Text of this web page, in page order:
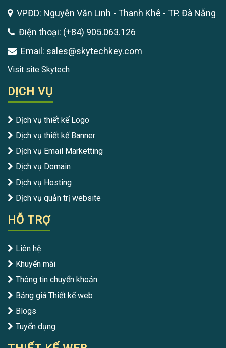
VPĐD: Nguyễn Văn Linh - Thanh Khê - TP. Đà Nẵng
Điện thoại: (+84) 905.063.126
Email: sales@skytechkey.com
Visit site Skytech
DỊCH VỤ
Dịch vụ thiết kế Logo
Dịch vụ thiết kế Banner
Dịch vụ Email Marketting
Dịch vụ Domain
Dịch vụ Hosting
Dịch vụ quản trị website
HỖ TRỢ
Liên hệ
Khuyến mãi
Thông tin chuyển khoản
Bảng giá Thiết kế web
Blogs
Tuyển dụng